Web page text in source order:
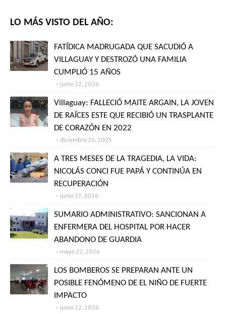
LO MÁS VISTO DEL AÑO:
FATÍDICA MADRUGADA QUE SACUDIÓ A
VILLAGUAY Y DESTROZÓ UNA FAMILIA
CUMPLIÓ 15 AÑOS
junio 22, 2026
Villaguay: FALLECIÓ MAITE ARGAIN, LA JOVEN
DE RAÍCES ESTE QUE RECIBIÓ UN TRASPLANTE
DE CORAZÓN EN 2022
diciembre 26, 2025
A TRES MESES DE LA TRAGEDIA, LA VIDA:
NICOLÁS CONCI FUE PAPÁ Y CONTINÚA EN
RECUPERACIÓN
junio 27, 2026
SUMARIO ADMINISTRATIVO: SANCIONAN A
ENFERMERA DEL HOSPITAL POR HACER
ABANDONO DE GUARDIA
mayo 22, 2026
LOS BOMBEROS SE PREPARAN ANTE UN
POSIBLE FENÓMENO DE EL NIÑO DE FUERTE
IMPACTO
junio 22, 2026